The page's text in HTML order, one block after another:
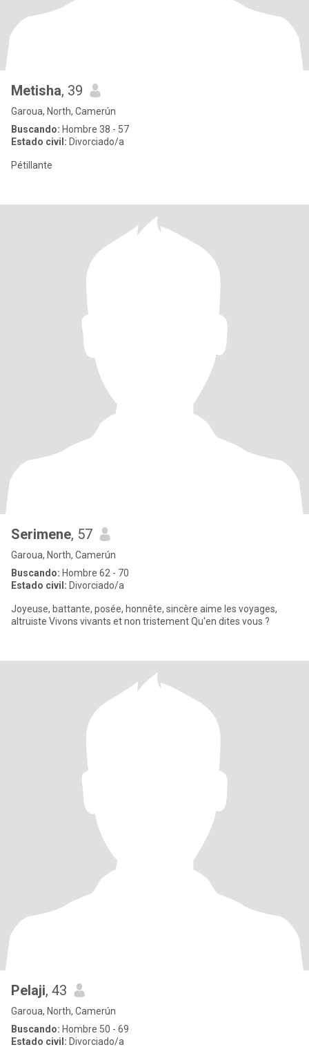
Metisha, 39
Garoua, North, Camerún
Buscando: Hombre 38 - 57
Estado civil: Divorciado/a
Pétillante
Serimene, 57
Garoua, North, Camerún
Buscando: Hombre 62 - 70
Estado civil: Divorciado/a
Joyeuse, battante, posée, honnête, sincère aime les voyages,
altruiste Vivons vivants et non tristement Qu'en dites vous ?
Pelaji, 43
Garoua, North, Camerún
Buscando: Hombre 50 - 69
Estado civil: Divorciado/a